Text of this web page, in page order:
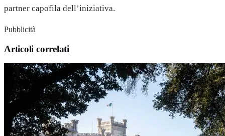
partner capofila dell’iniziativa.
Pubblicità
Articoli correlati